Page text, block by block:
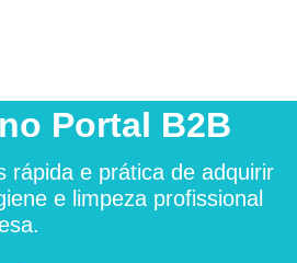
Portal B2B
rápida e prática de adquirir
e limpeza profissional